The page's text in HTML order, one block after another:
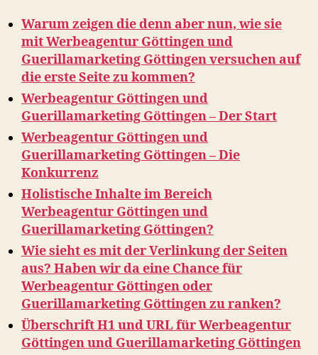
Warum zeigen die denn aber nun, wie sie
mit Werbeagentur Göttingen und
Guerillamarketing Göttingen versuchen auf
die erste Seite zu kommen?
Werbeagentur Göttingen und
Guerillamarketing Göttingen – Der Start
Werbeagentur Göttingen und
Guerillamarketing Göttingen – Die
Konkurrenz
Holistische Inhalte im Bereich
Werbeagentur Göttingen und
Guerillamarketing Göttingen?
Wie sieht es mit der Verlinkung der Seiten
aus? Haben wir da eine Chance für
Werbeagentur Göttingen oder
Guerillamarketing Göttingen zu ranken?
Überschrift H1 und URL für Werbeagentur
Göttingen und Guerillamarketing Göttingen